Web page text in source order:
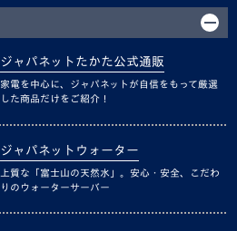
ジャパネットたかた公式通販
家電を中心に、ジャパネットが自信をもって厳選
した商品だけをご紹介！
ジャパネットウォーター
上質な「富士山の天然水」。安心・安全、こだわ
りのウォーターサーバー